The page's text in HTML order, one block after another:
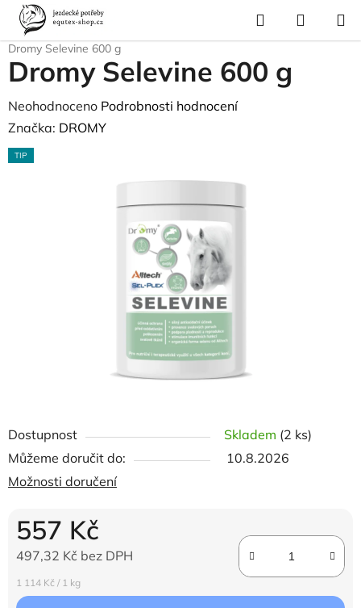
Přejít
obsah
Hledat
KOŠÍK
Domů
Krmivo a vitamíny
Dromy Selevine 600 g
Dostupnost Skladem (2 ks)
Můžeme doručit do:
10.8.2026
Možnosti doručení
557 Kč
497,32 Kč bez DPH
Měrná cena:
1 114 Kč / 1 kg
Dromy Selevine 600 g
Průměrné
hodnocení
produktu
Neohodnoceno Podrobnosti hodnocení
Značka: DROMY
TIP